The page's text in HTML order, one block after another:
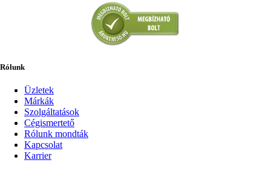
Rólunk
Üzletek
Márkák
Szolgáltatások
Cégismertető
Rólunk mondták
Kapcsolat
Karrier